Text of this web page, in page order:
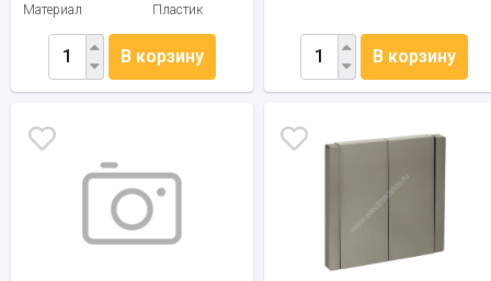
Материал
Пластик
В корзину В корзину